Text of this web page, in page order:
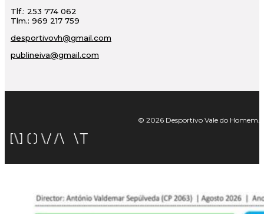
Tlf.: 253 774 062
Tlm.: 969 217 759
desportivovh@gmail.com
publineiva@gmail.com
© 2026 Desportivo Vale do Homem.